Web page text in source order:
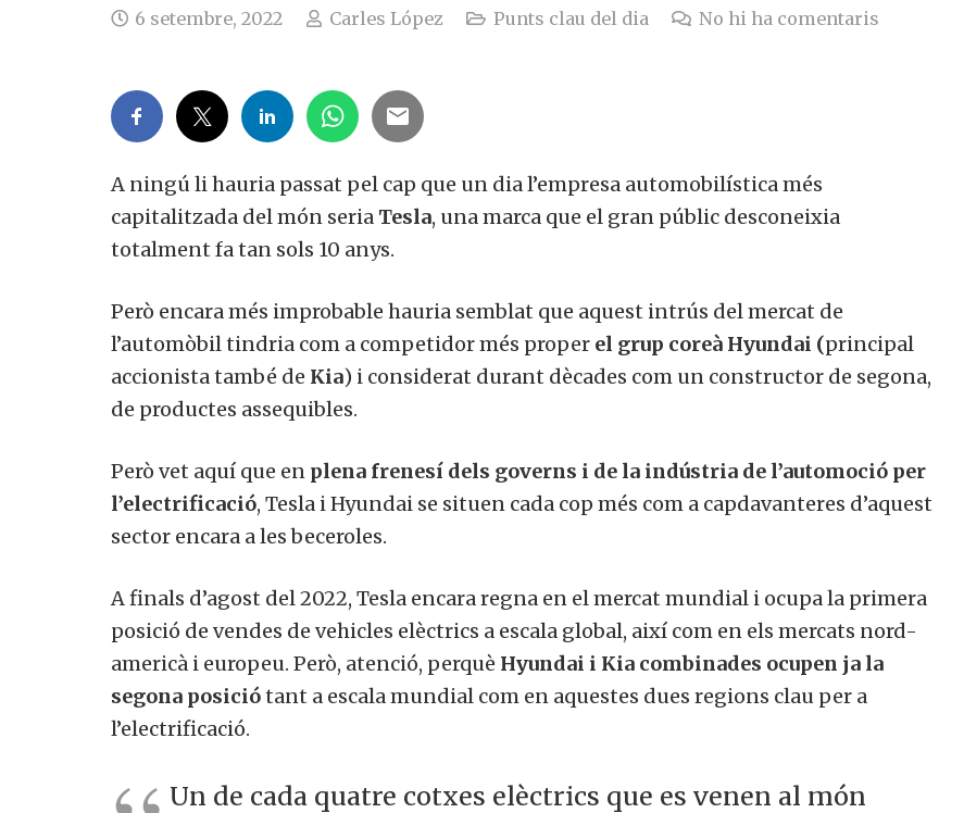
6 setembre, 2022 Carles López Punts clau del dia No hi ha comentaris
A ningú li hauria passat pel cap que un dia l’empresa automobilística més
capitalitzada del món seria Tesla, una marca que el gran públic desconeixia
totalment fa tan sols 10 anys.
Però encara més improbable hauria semblat que aquest intrús del mercat de
l’automòbil tindria com a competidor més proper el grup coreà Hyundai (principal
accionista també de Kia) i considerat durant dècades com un constructor de segona,
de productes assequibles.
Però vet aquí que en plena frenesí dels governs i de la indústria de l’automoció per
l’electrificació, Tesla i Hyundai se situen cada cop més com a capdavanteres d’aquest
sector encara a les beceroles.
A finals d’agost del 2022, Tesla encara regna en el mercat mundial i ocupa la primera
posició de vendes de vehicles elèctrics a escala global, així com en els mercats nord-
americà i europeu. Però, atenció, perquè Hyundai i Kia combinades ocupen ja la
segona posiciótant a escala mundial com en aquestes dues regions clau per a
l’electrificació.
Un de cada quatre cotxes elèctrics que es venen al món